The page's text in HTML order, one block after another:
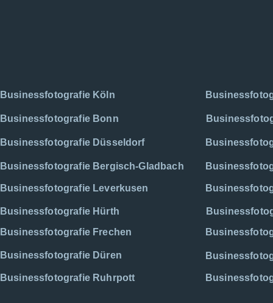
Businessfotografie Köln
Businessfotografie Bonn
Businessfotografie Düsseldorf
Businessfotografie Bergisch-Gladbach
Businessfotografie Leverkusen
Businessfotografie Hürth
Businessfotografie Frechen
Businessfotografie Düren
Businessfotografie Ruhrpott